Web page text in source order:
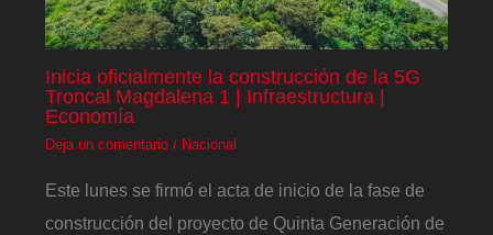
Inicia oficialmente la construcción de la 5G
Troncal Magdalena 1 | Infraestructura |
Economía
Deja un comentario / Nacional
Este lunes se firmó el acta de inicio de la fase de
construcción del proyecto de Quinta Generación de